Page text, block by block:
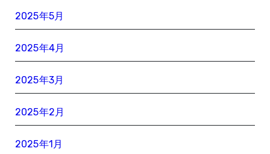
2025年5月
2025年4月
2025年3月
2025年2月
2025年1月